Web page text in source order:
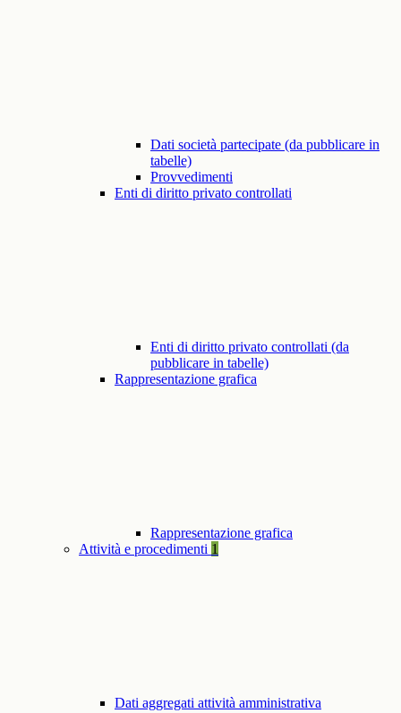
Dati società partecipate (da pubblicare in
tabelle)
Provvedimenti
Enti di diritto privato controllati
Enti di diritto privato controllati (da
pubblicare in tabelle)
Rappresentazione grafica
Rappresentazione grafica
Attività e procedimenti 1
Dati aggregati attività amministrativa